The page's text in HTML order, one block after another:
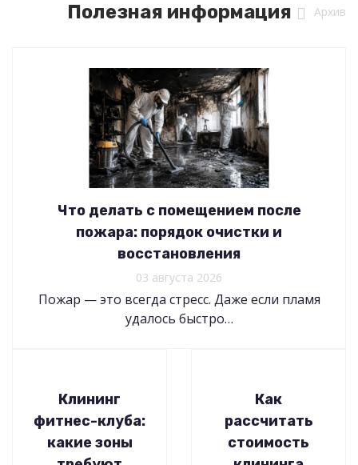
Полезная информация Архив
Что делать с помещением после
пожара: порядок очистки и
восстановления
03 августа 2026
Пожар — это всегда стресс. Даже если пламя
удалось быстро…
Клининг
фитнес-клуба:
какие зоны
Как
рассчитать
стоимость